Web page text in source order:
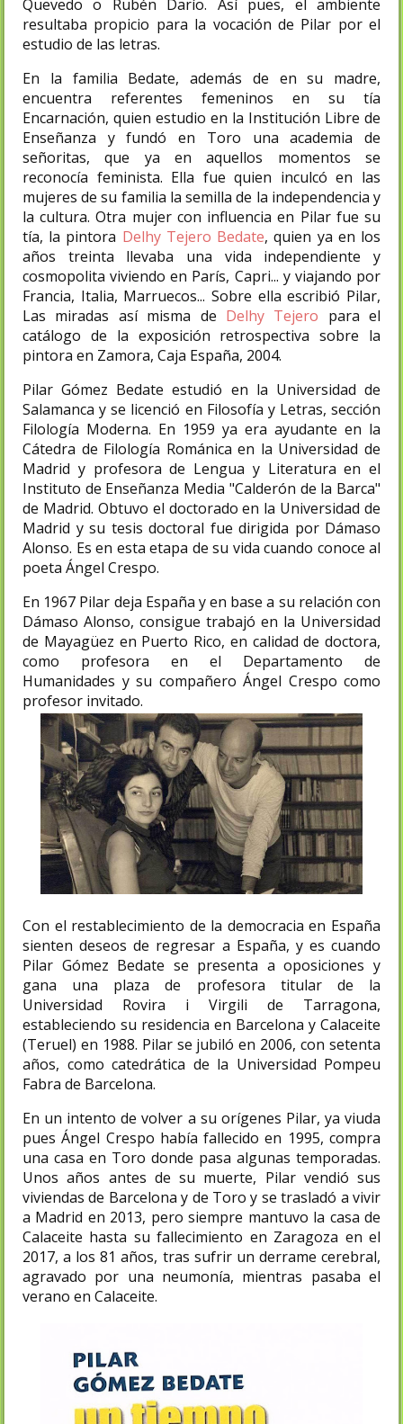
Quevedo o Rubén Darío. Así pues, el ambiente
resultaba propicio para la vocación de Pilar por el
estudio de las letras.​
En la familia Bedate, además de en su madre,
encuentra referentes femeninos en su tía
Encarnación, quien estudio en la Institución Libre de
Enseñanza y fundó en Toro una academia de
señoritas, que ya en aquellos momentos se
reconocía feminista. Ella fue quien inculcó en las
mujeres de su familia la semilla de la independencia y
la cultura. Otra mujer con influencia en Pilar fue su
tía, la pintora Delhy Tejero Bedate, quien ya en los
años treinta llevaba una vida independiente y
cosmopolita viviendo en París, Capri... y viajando por
Francia, Italia, Marruecos... Sobre ella escribió Pilar,
Las miradas así misma de Delhy Tejero para el
catálogo de la exposición retrospectiva sobre la
pintora en Zamora, Caja España, 2004.
Pilar Gómez Bedate estudió en la Universidad de
Salamanca y se licenció en Filosofía y Letras, sección
Filología Moderna. En 1959 ya era ayudante en la
Cátedra de Filología Románica en la Universidad de
Madrid y profesora de Lengua y Literatura en el
Instituto de Enseñanza Media "Calderón de la Barca"
de Madrid. Obtuvo el doctorado en la Universidad de
Madrid y su tesis doctoral fue dirigida por Dámaso
Alonso. Es en esta etapa de su vida cuando conoce al
poeta Ángel Crespo.
En 1967 Pilar deja España y en base a su relación con
Dámaso Alonso, consigue trabajó en la Universidad
de Mayagüez en Puerto Rico, en calidad de doctora,
como profesora en el Departamento de
Humanidades y su compañero Ángel Crespo como
profesor invitado.
Con el restablecimiento de la democracia en España
sienten deseos de regresar a España, y es cuando
Pilar Gómez Bedate se presenta a oposiciones y
gana una plaza de profesora titular de la
Universidad Rovira i Virgili de Tarragona,
estableciendo su residencia en Barcelona y Calaceite
(Teruel) en 1988. Pilar se jubiló en 2006, con setenta
años, como catedrática de la Universidad Pompeu
Fabra de Barcelona.
En un intento de volver a su orígenes Pilar, ya viuda
pues Ángel Crespo había fallecido en 1995, compra
una casa en Toro donde pasa algunas temporadas.
Unos años antes de su muerte, Pilar vendió sus
viviendas de Barcelona y de Toro y se trasladó a vivir
a Madrid en 2013, pero siempre mantuvo la casa de
Calaceite hasta su fallecimiento en Zaragoza en el
2017, a los 81 años, tras sufrir un derrame cerebral,
agravado por una neumonía, mientras pasaba el
verano en Calaceite.